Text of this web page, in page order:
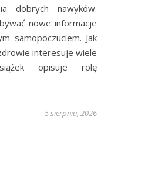
dobrych nawyków.
nowe informacje
samopoczuciem. Jak
interesuje wiele
opisuje rolę
5 sierpnia, 2026